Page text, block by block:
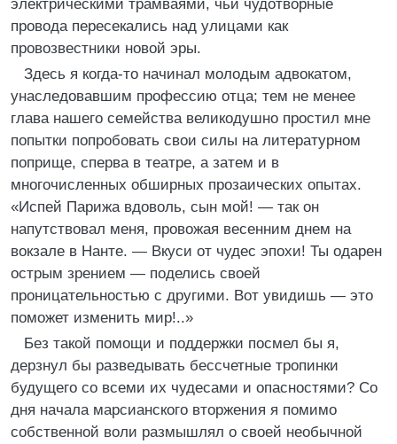
электрическими трамваями, чьи чудотворные
провода пересекались над улицами как
провозвестники новой эры.
Здесь я когда-то начинал молодым адвокатом,
унаследовавшим профессию отца; тем не менее
глава нашего семейства великодушно простил мне
попытки попробовать свои силы на литературном
поприще, сперва в театре, а затем и в
многочисленных обширных прозаических опытах.
«Испей Парижа вдоволь, сын мой! — так он
напутствовал меня, провожая весенним днем на
вокзале в Нанте. — Вкуси от чудес эпохи! Ты одарен
острым зрением — поделись своей
проницательностью с другими. Вот увидишь — это
поможет изменить мир!..»
Без такой помощи и поддержки посмел бы я,
дерзнул бы разведывать бессчетные тропинки
будущего со всеми их чудесами и опасностями? Со
дня начала марсианского вторжения я помимо
собственной воли размышлял о своей необычной